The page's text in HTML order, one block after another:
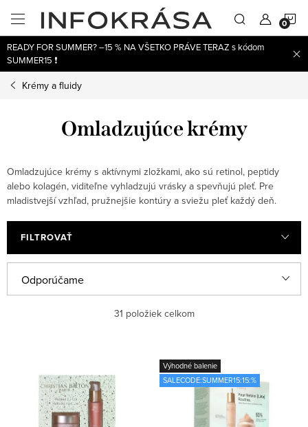
obsah
READY FOR SUMMER? –15 % NA VŠETKO PRÁVE TERAZ s kódom
SUMMER15 ❗
Krémy a fluidy
Omladzujúce krémy
Omladzujúce krémy s aktívnymi zložkami, ako sú retinol, peptidy
alebo kolagén, viditeľne vyhladzujú vrásky a spevňujú pleť. Pre
mladistvejší vzhľad, pružnejšie kontúry a sviežu pleť každý deň.
FILTROVAŤ
ý
a
Odporúčame
Najpredávanejšie
Abecedne
31 položiek celkom
Výhodné balenie
SALECODE:SUMMER15:15:%